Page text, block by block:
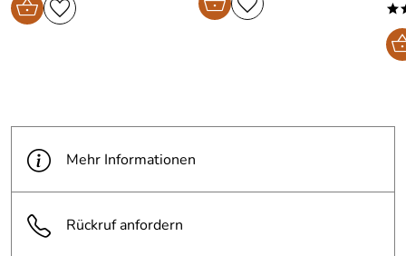
Mehr Informationen
Rückruf anfordern